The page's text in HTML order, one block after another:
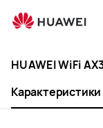
WiFi
(Quad-
HUAWEI WiFi
Карактеристики